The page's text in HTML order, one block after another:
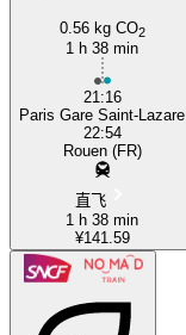
0.56 kg CO2
1 h 38 min
21:16
Paris Gare Saint-Lazare
22:54
Rouen (FR)
直飞
1 h 38 min
¥141.59